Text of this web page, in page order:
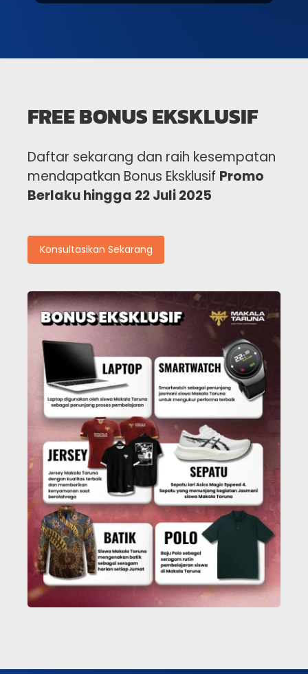
FREE BONUS EKSKLUSIF
Daftar sekarang dan raih kesempatan
mendapatkan Bonus Eksklusif Promo
Berlaku hingga 22 Juli 2025
Konsultasikan Sekarang